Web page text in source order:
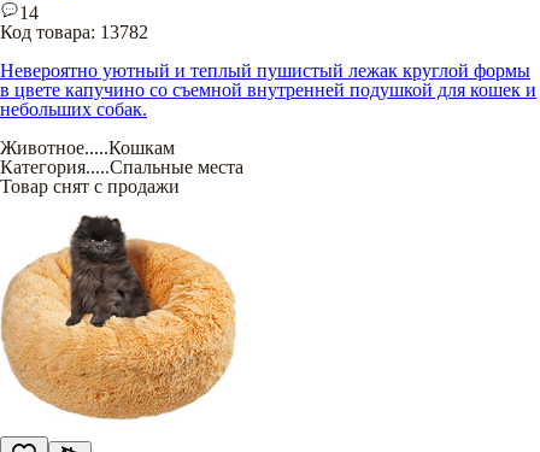
14
Код товара: 13782
Невероятно уютный и теплый пушистый лежак круглой формы
в цвете капучино со съемной внутренней подушкой для кошек и
небольших собак.
Животное.....Кошкам
Категория.....Спальные места
Товар снят с продажи